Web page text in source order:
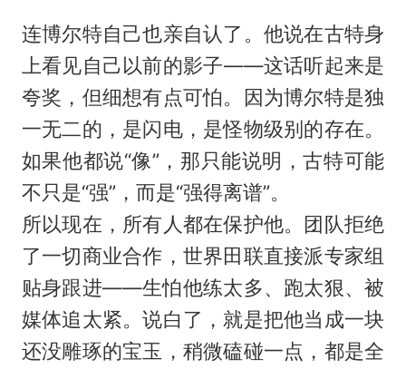
连博尔特自己也亲自认了。他说在古特身
上看见自己以前的影子——这话听起来是
夸奖，但细想有点可怕。因为博尔特是独
一无二的，是闪电，是怪物级别的存在。
如果他都说“像”，那只能说明，古特可能
不只是“强”，而是“强得离谱”。
所以现在，所有人都在保护他。团队拒绝
了一切商业合作，世界田联直接派专家组
贴身跟进——生怕他练太多、跑太狠、被
媒体追太紧。说白了，就是把他当成一块
还没雕琢的宝玉，稍微磕碰一点，都是全